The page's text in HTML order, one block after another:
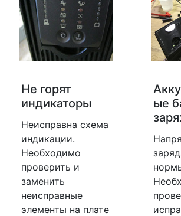
Не горят
индикаторы
Неисправна схема
индикации.
Необходимо
проверить и
заменить
неисправные
элементы на плате
ые